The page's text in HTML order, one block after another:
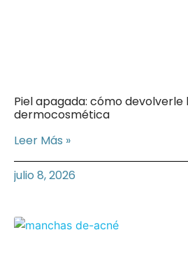
Piel apagada: cómo devolverle
dermocosmética
Leer Más »
julio 8, 2026